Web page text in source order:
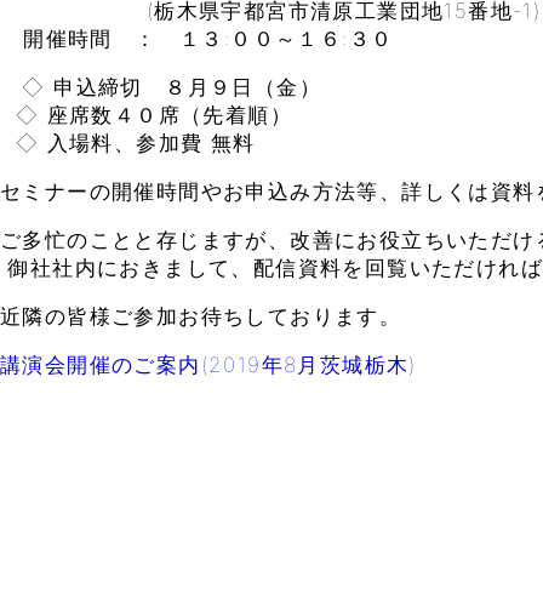
(栃木県宇都宮市清原工業団地15番地-1)
開催時間 ： １３:００～１６:３０
◇ 申込締切 ８月９日（金）
◇ 座席数４０席（先着順）
◇ 入場料、参加費 無料
セミナーの開催時間やお申込み方法等、詳しくは資
ご多忙のことと存じますが、改善にお役立ちいただ
御社社内におきまして、配信資料を回覧いただけれ
近隣の皆様ご参加お待ちしております。
講演会開催のご案内(2019年8月茨城栃木)